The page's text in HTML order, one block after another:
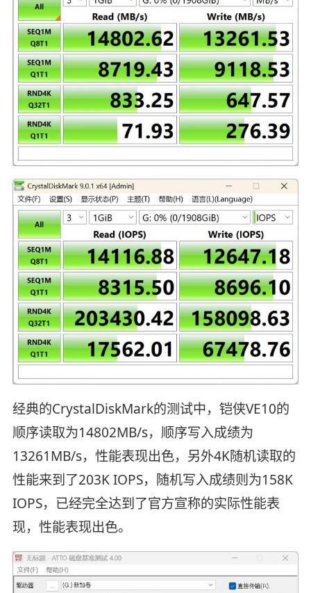
经典的CrystalDiskMark的测试中，铠侠VE10的
顺序读取为14802MB/s，顺序写入成绩为
13261MB/s，性能表现出色，另外4K随机读取的
性能来到了203K IOPS，随机写入成绩则为158K
IOPS，已经完全达到了官方宣称的实际性能表
现，性能表现出色。